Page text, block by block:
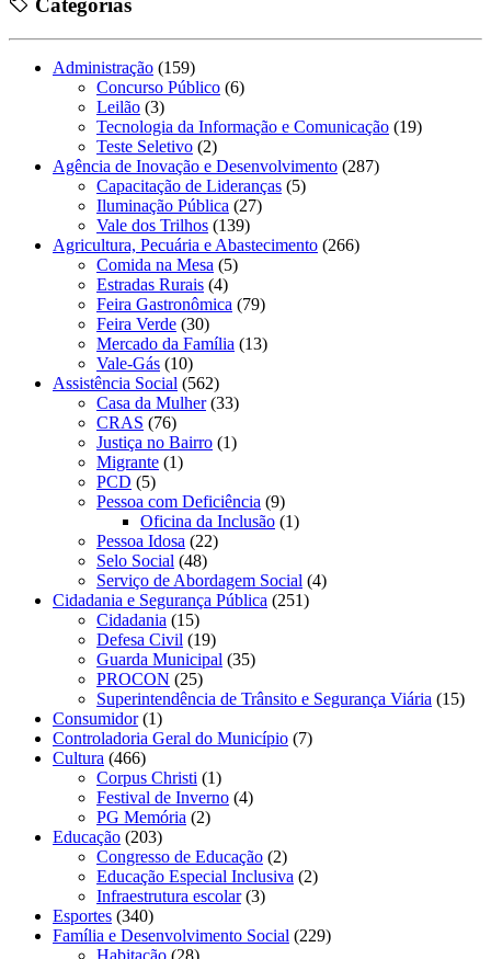
Categorias
Administração (159)
Concurso Público (6)
Leilão (3)
Tecnologia da Informação e Comunicação (19)
Teste Seletivo (2)
Agência de Inovação e Desenvolvimento (287)
Capacitação de Lideranças (5)
Iluminação Pública (27)
Vale dos Trilhos (139)
Agricultura, Pecuária e Abastecimento (266)
Comida na Mesa (5)
Estradas Rurais (4)
Feira Gastronômica (79)
Feira Verde (30)
Mercado da Família (13)
Vale-Gás (10)
Assistência Social (562)
Casa da Mulher(33)
CRAS (76)
Justiça no Bairro (1)
Migrante (1)
PCD (5)
Pessoa com Deficiência (9)
Oficina da Inclusão (1)
Pessoa Idosa (22)
Selo Social (48)
Serviço de Abordagem Social (4)
Cidadania e Segurança Pública (251)
Cidadania (15)
Defesa Civil (19)
Guarda Municipal (35)
PROCON (25)
Superintendência de Trânsito e Segurança Viária (15)
Consumidor(1)
Controladoria Geral do Município (7)
Cultura (466)
Corpus Christi (1)
Festival de Inverno (4)
PG Memória (2)
Educação (203)
Congresso de Educação (2)
Educação Especial Inclusiva (2)
Infraestrutura escolar(3)
Esportes (340)
Família e Desenvolvimento Social (229)
Habitação (28)